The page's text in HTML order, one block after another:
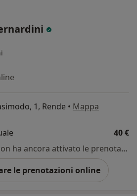
1, Rende • Mappa
40 €
Questo dottore non ha ancora attivato le prenotazioni online presso questo indirizzo.
le prenotazioni online